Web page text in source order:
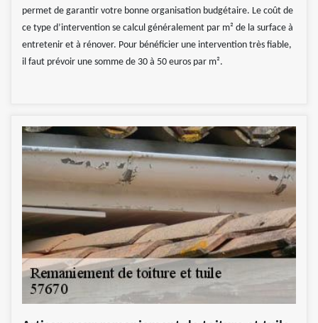
permet de garantir votre bonne organisation budgétaire. Le coût de
ce type d’intervention se calcul généralement par m² de la surface à
entretenir et à rénover. Pour bénéficier une intervention très fiable,
il faut prévoir une somme de 30 à 50 euros par m².